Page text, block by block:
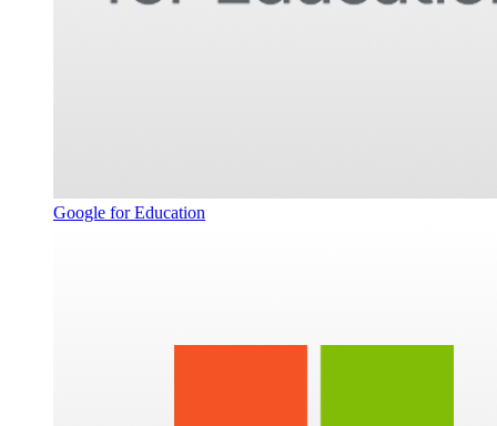
Google for Education